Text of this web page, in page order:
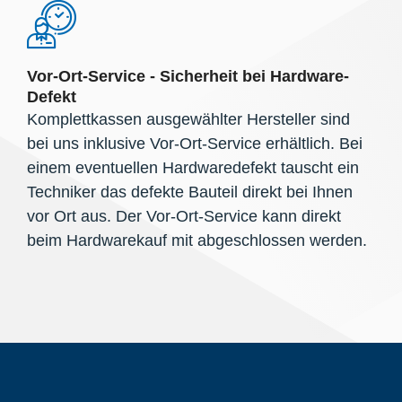
Vor-Ort-Service - Sicherheit bei Hardware-
Defekt
Komplettkassen ausgewählter Hersteller sind
bei uns inklusive Vor-Ort-Service erhältlich. Bei
einem eventuellen Hardwaredefekt tauscht ein
Techniker das defekte Bauteil direkt bei Ihnen
vor Ort aus. Der Vor-Ort-Service kann direkt
beim Hardwarekauf mit abgeschlossen werden.